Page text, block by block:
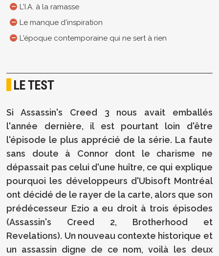
L'I.A. à la ramasse
Le manque d'inspiration
L'époque contemporaine qui ne sert à rien
LE TEST
Si Assassin's Creed 3 nous avait emballés
l'année dernière, il est pourtant loin d'être
l'épisode le plus apprécié de la série. La faute
sans doute à Connor dont le charisme ne
dépassait pas celui d'une huître, ce qui explique
pourquoi les développeurs d'Ubisoft Montréal
ont décidé de le rayer de la carte, alors que son
prédécesseur Ezio a eu droit à trois épisodes
(Assassin's Creed 2, Brotherhood et
Revelations). Un nouveau contexte historique et
un assassin digne de ce nom, voilà les deux